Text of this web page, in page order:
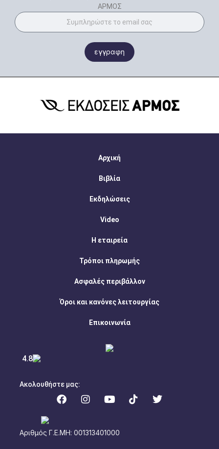
ΑΡΜΟΣ
εγγραφη
4.8
Αρχική
Βιβλία
Εκδηλώσεις
Video
Η εταιρεία
Τρόποι πληρωμής
Ασφαλές περιβάλλον
Όροι και κανόνες λειτουργίας
Επικοινωνία
Ακολουθήστε μας:
Αριθμός Γ.Ε.ΜΗ: 001313401000